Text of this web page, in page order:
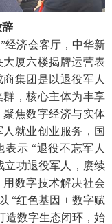
辞
经济会客厅，中华新
厦六楼揭牌运营表
集团是以退役军人
，核心主体为丰享
焦数字经济与实体
就业创业服务，国
示 “退役不忘军人
立功退役军人，赓续
数字技术解决社会
“红色基因 + 数字赋
造数字生态闭环，始